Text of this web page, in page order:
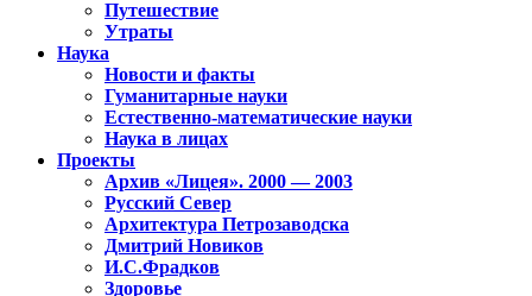
Путешествие
Утраты
Наука
Новости и факты
Гуманитарные науки
Естественно-математические науки
Наука в лицах
Проекты
Архив «Лицея». 2000 — 2003
Русский Север
Архитектура Петрозаводска
Дмитрий Новиков
И.С.Фрадков
Здоровье